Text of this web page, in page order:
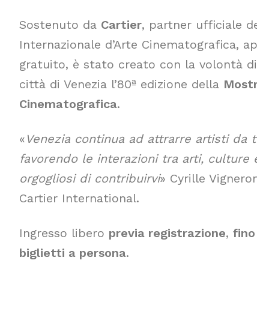
Sostenuto da Cartier, partner ufficiale
Internazionale d’Arte Cinematografica,
gratuito, è stato creato con la volontà
città di Venezia l’80ª edizione della
Cinematografica.
« Venezia continua ad attrarre artisti da
favorendo le interazioni tra arti, culture
orgogliosi di contribuirvi» Cyrille
Cartier International.
Ingresso libero previa registrazione, fino
biglietti a persona.